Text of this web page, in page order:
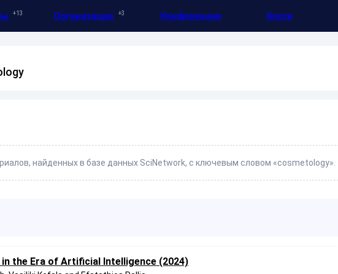
13 Организации 3 Конференции Блоги
найденных в базе данных SciNetwork, с ключевым словом «cosmetology».
the Era of Artificial Intelligence (2024)